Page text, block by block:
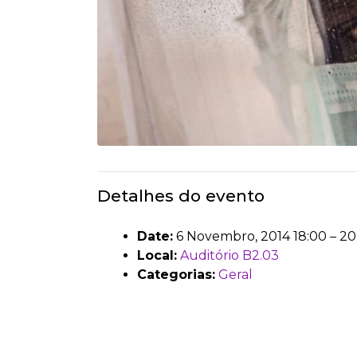
Detalhes do evento
Date: 6 Novembro, 2014 18:00 –
Local: Auditório B2.03
Categorias: Geral